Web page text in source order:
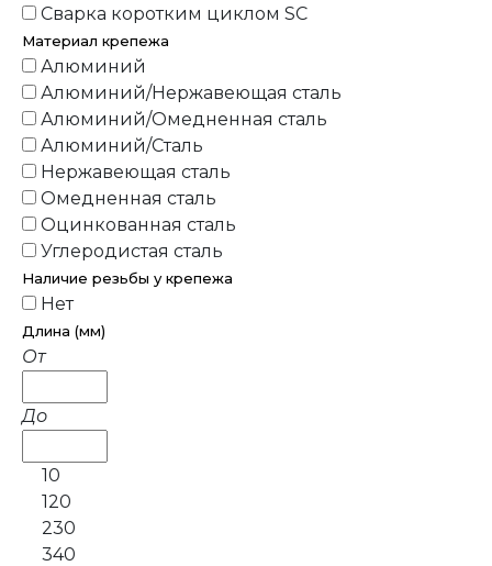
Сварка коротким циклом SC
Материал крепежа
Алюминий
Алюминий/Нержавеющая сталь
Алюминий/Омедненная сталь
Алюминий/Сталь
Нержавеющая сталь
Омедненная сталь
Оцинкованная сталь
Углеродистая сталь
Наличие резьбы у крепежа
Нет
Длина (мм)
От
До
10
120
230
340